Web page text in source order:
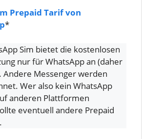
Prepaid Tarif von
*
Sim bietet die kostenlosen
nur für WhatsApp an (daher
Andere Messenger werden
Wer also kein WhatsApp
anderen Plattformen
eventuell andere Prepaid